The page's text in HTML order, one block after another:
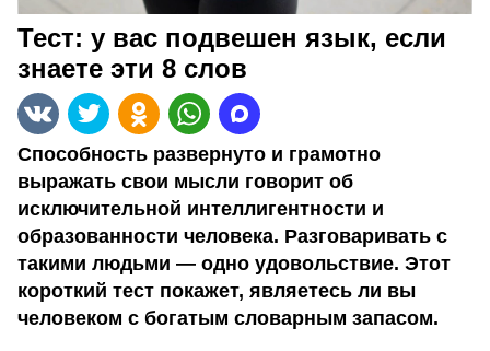
Тест: у вас подвешен язык, если
знаете эти 8 слов
Способность развернуто и грамотно
выражать свои мысли говорит об
исключительной интеллигентности и
образованности человека. Разговаривать с
такими людьми — одно удовольствие. Этот
короткий тест покажет, являетесь ли вы
человеком с богатым словарным запасом.